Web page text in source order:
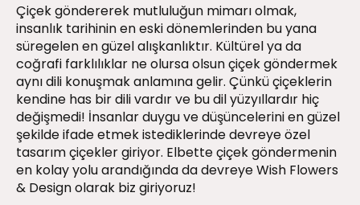
Çiçek göndererek mutluluğun mimarı olmak,
insanlık tarihinin en eski dönemlerinden bu yana
süregelen en güzel alışkanlıktır. Kültürel ya da
coğrafi farklılıklar ne olursa olsun çiçek göndermek
aynı dili konuşmak anlamına gelir. Çünkü çiçeklerin
kendine has bir dili vardır ve bu dil yüzyıllardır hiç
değişmedi! İnsanlar duygu ve düşüncelerini en güzel
şekilde ifade etmek istediklerinde devreye özel
tasarım çiçekler giriyor. Elbette çiçek göndermenin
en kolay yolu arandığında da devreye Wish Flowers
& Design olarak biz giriyoruz!